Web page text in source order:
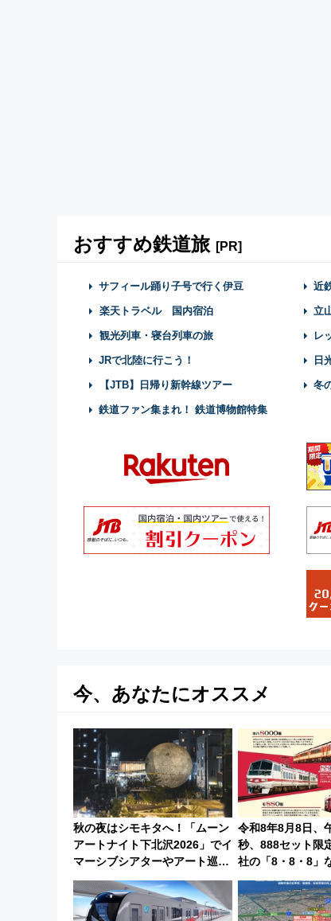
おすすめ鉄道旅 [PR]
サフィール踊り子号で行く伊豆 近
楽天トラベル 国内宿泊 立
観光列車・寝台列車の旅 レ
JRで北陸に行こう！ 日
【JTB】日帰り新幹線ツアー 冬
鉄道ファン集まれ！ 鉄道博物館特集
今、あなたにオススメ
秋の夜はシモキタへ！「ムーン
アートナイト下北沢2026」でイ
マーシブシアターやアート巡り
を満喫しよう
令和8年8月8日、
秒、888セット
社の「8・8・8」
たち